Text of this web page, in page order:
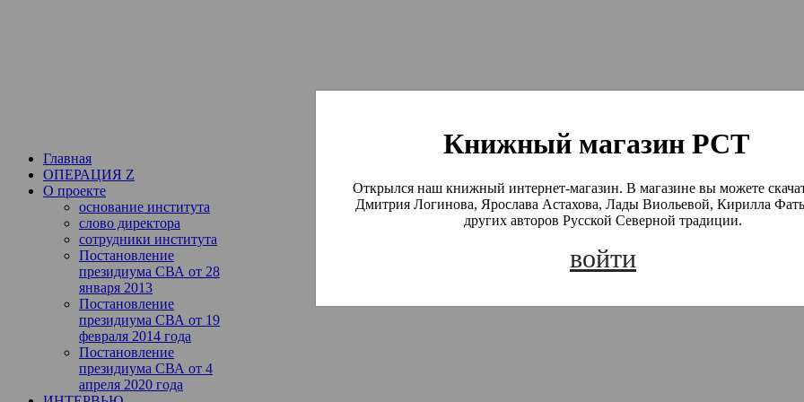
Книжный магазин РСТ
Открылся наш книжный интернет-магазин. В магазине вы можете
Дмитрия Логинова, Ярослава Астахова, Лады Виольевой, Кирилла
других авторов Русской Северной традиции.
войти
Институт богословия Русской Северной Традиции
Главная
ОПЕРАЦИЯ Z
О проекте
основание института
слово директора
сотрудники института
Постановление
президиума СВА от 28
января 2013
Постановление
президиума СВА от 19
февраля 2014 года
Постановление
президиума СВА от 4
апреля 2020 года